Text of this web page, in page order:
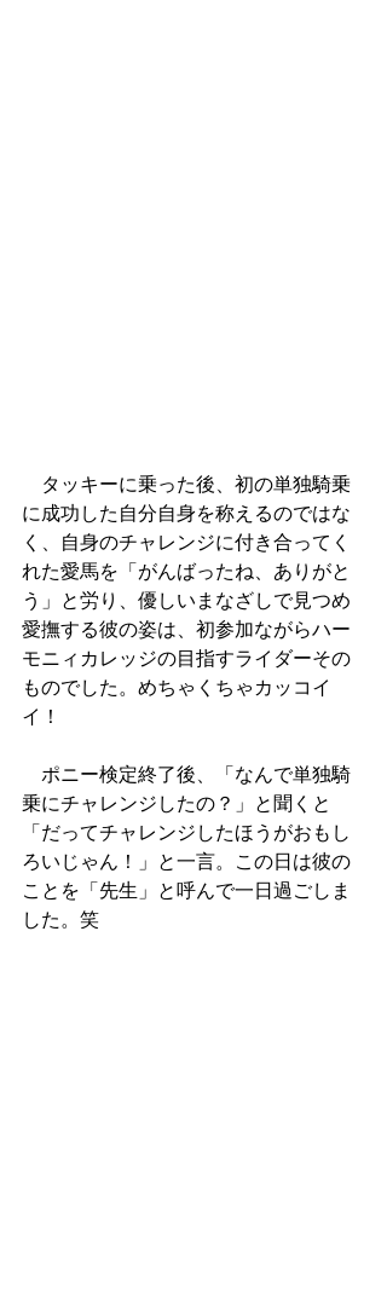
タッキーに乗った後、初の単独騎乗
に成功した自分自身を称えるのではな
く、自身のチャレンジに付き合ってく
れた愛馬を「がんばったね、ありがと
う」と労り、優しいまなざしで見つめ
愛撫する彼の姿は、初参加ながらハー
モニィカレッジの目指すライダーその
ものでした。めちゃくちゃカッコイ
イ！
ポニー検定終了後、「なんで単独騎
乗にチャレンジしたの？」と聞くと
「だってチャレンジしたほうがおもし
ろいじゃん！」と一言。この日は彼の
ことを「先生」と呼んで一日過ごしま
した。笑